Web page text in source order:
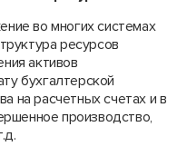
во многих системах
ресурсов
активов
бухгалтерской
на расчетных счетах и в
производство,